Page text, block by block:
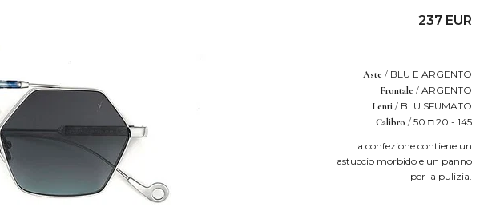
237 EUR
Aste / BLU E ARGENTO
Frontale / ARGENTO
Lenti / BLU SFUMATO
Calibro / 50 □ 20 - 145
La confezione contiene un
astuccio morbido e un panno
per la pulizia.